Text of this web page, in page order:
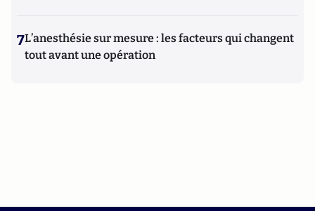
7L’anesthésie sur mesure : les facteurs qui changent
tout avant une opération